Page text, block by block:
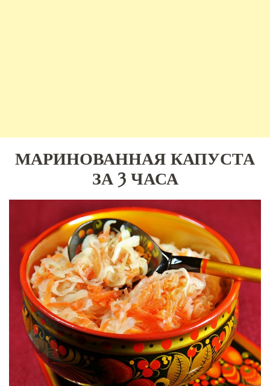
МАРИНОВАННАЯ КАПУСТА
ЗА 3 ЧАСА